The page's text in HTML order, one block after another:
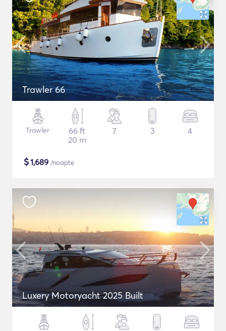
Trawler 66
Trawler
66 ft
20 m
7 3 4
$1,689 /noapte
Luxery Motoryacht 2025 Built